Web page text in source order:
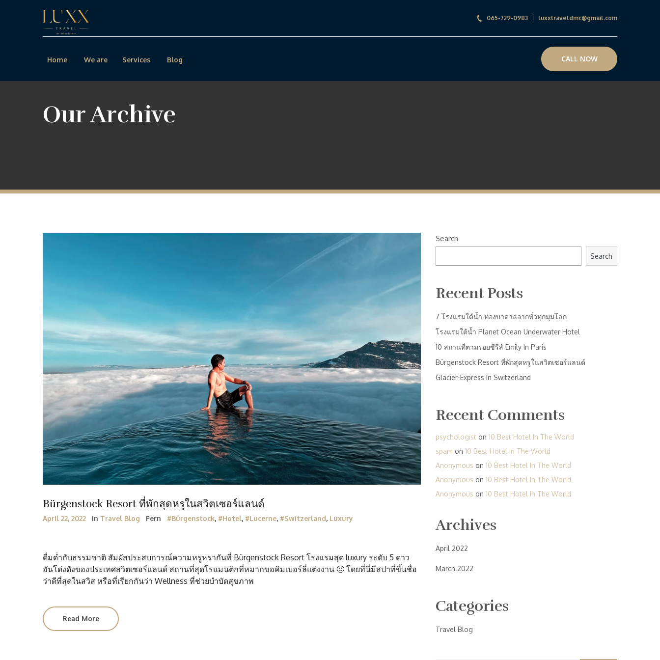
065-729-0983 luxxtraveldmc@gmail.com
Home We are Services Blog CALL NOW
Our Archive
Bürgenstock Resort ที่พักสุดหรูในสวิตเซอร์แลนด์
April 22, 2022 In Travel Blog Fern #Bürgenstock, #Hotel, #Lucerne, #Switzerland, Luxury
ดื่มด่ำกับธรรมชาติ สัมผัสประสบการณ์ความหรูหรากันที่ Bürgenstock Resort โรงแรมสุด luxury ระดับ 5 ดาว
อันโด่งดังของประเทศสวิตเซอร์แลนด์ สถานที่สุดโรแมนติกที่หมากขอคิมเบอร์ลี่แต่งงาน 🙂 โดยที่นี่มีสปาที่ขึ้นชื่อ
ว่าดีที่สุดในสวิส หรือที่เรียกกันว่า Wellness ที่ช่วยบำบัดสุขภาพ
Read More
Search
Search
Recent Posts
7 โรงแรมใต้น้ำ ท่องบาดาลจากทั่วทุกมุมโลก
โรงแรมใต้น้ำ Planet Ocean Underwater Hotel
10 สถานที่ตามรอยซีรีส์ Emily In Paris
Bürgenstock Resort ที่พักสุดหรูในสวิตเซอร์แลนด์
Glacier-Express In Switzerland
Recent Comments
psychologist on 10 Best Hotel In The World
spam on 10 Best Hotel In The World
Anonymous on 10 Best Hotel In The World
Anonymous on 10 Best Hotel In The World
Anonymous on 10 Best Hotel In The World
Archives
April 2022
March 2022
Categories
Travel Blog